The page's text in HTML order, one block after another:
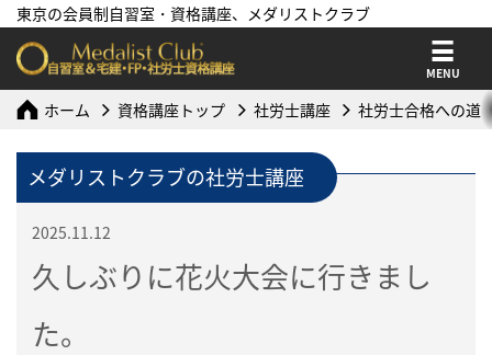
東京の会員制自習室・資格講座、メダリストクラブ
MENU
ホーム 資格講座トップ 社労士講座 社労士合格への道
メダリストクラブの社労士講座
2025.11.12
久しぶりに花火大会に行きまし
た。